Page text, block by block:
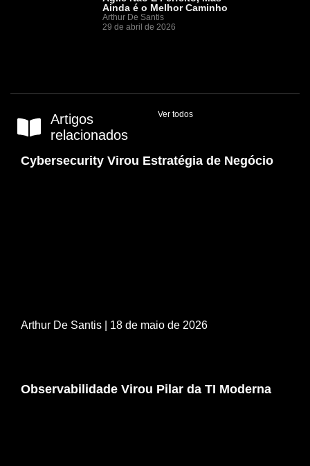
Ainda é o Melhor Caminho
Arthur De Santis
29 de abril de 2026
Artigos
relacionados
Ver todos
Cybersecurity Virou Estratégia de Negócio
Arthur De Santis | 18 de maio de 2026
Observabilidade Virou Pilar da TI Moderna